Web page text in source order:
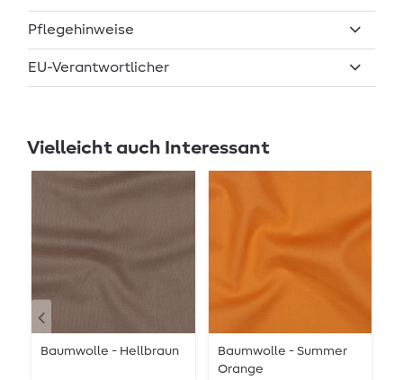
Pflegehinweise
EU-Verantwortlicher
Vielleicht auch Interessant
Baumwolle - Hellbraun
Baumwolle - Summer
Orange